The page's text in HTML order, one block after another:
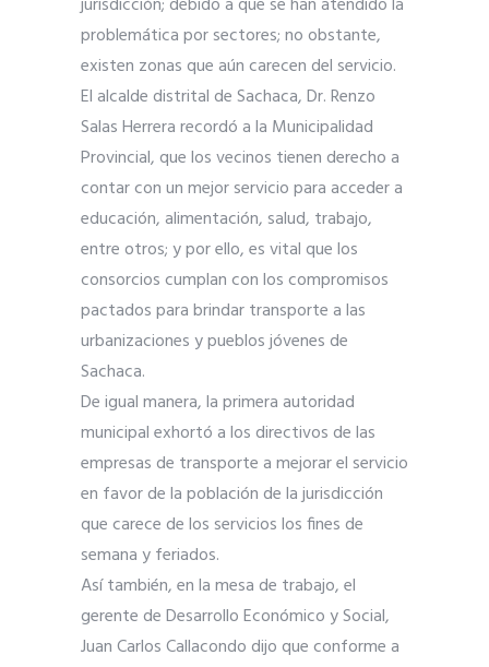
problemática por sectores; no obstante,
existen zonas que aún carecen del servicio.
El alcalde distrital de Sachaca, Dr. Renzo
Salas Herrera recordó a la Municipalidad
Provincial, que los vecinos tienen derecho a
contar con un mejor servicio para acceder a
educación, alimentación, salud, trabajo,
entre otros; y por ello, es vital que los
consorcios cumplan con los compromisos
pactados para brindar transporte a las
urbanizaciones y pueblos jóvenes de
Sachaca.
De igual manera, la primera autoridad
municipal exhortó a los directivos de las
empresas de transporte a mejorar el servicio
en favor de la población de la jurisdicción
que carece de los servicios los fines de
semana y feriados.
Así también, en la mesa de trabajo, el
gerente de Desarrollo Económico y Social,
Juan Carlos Callacondo dijo que conforme a